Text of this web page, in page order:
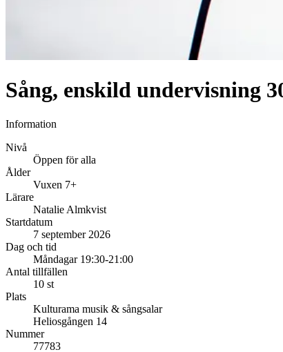
Sång, enskild undervisning
Information
Nivå
Öppen för alla
Ålder
Vuxen 7+
Lärare
Natalie Almkvist
Startdatum
7 september 2026
Dag och tid
Måndagar 19:30-21:00
Antal tillfällen
10 st
Plats
Kulturama musik & sångsalar
Heliosgången 14
Nummer
77783